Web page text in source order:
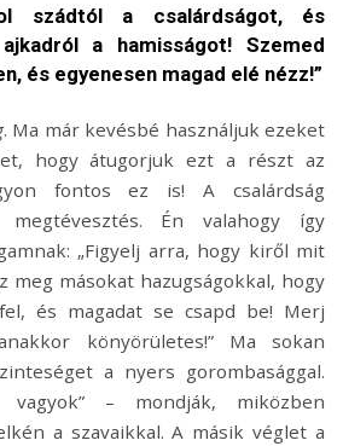
szádtól a csalárdságot, és
a hamisságot! Szemed
és egyenesen magad elé nézz!”
. Ma már kevésbé használjuk ezeket
hogy átugorjuk ezt a részt az
fontos ez is! A csalárdság
megtévesztés. Én valahogy így
„Figyelj arra, hogy kiről mit
meg másokat hazugságokkal, hogy
és magadat se csapd be! Merj
könyörületes!” Ma sokan
a nyers gorombasággal.
– mondják, miközben
a szavaikkal. A másik véglet a